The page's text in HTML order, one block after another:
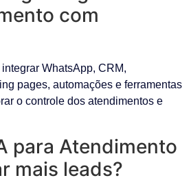
com
WhatsApp, CRM,
pages, automações e ferramentas
o controle dos atendimentos e
para Atendimento
mais leads?